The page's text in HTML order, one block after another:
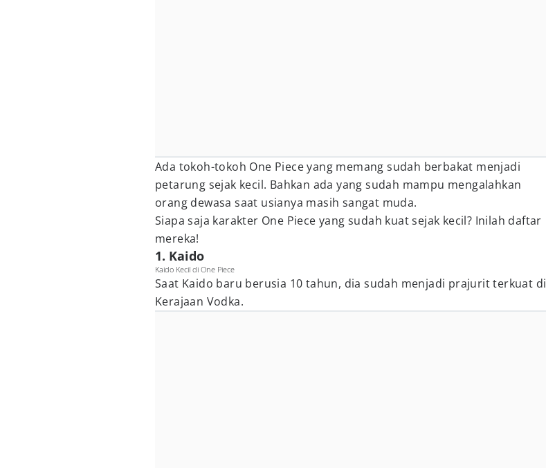
Ada tokoh-tokoh One Piece yang memang sudah berbakat menjadi
petarung sejak kecil. Bahkan ada yang sudah mampu mengalahkan
orang dewasa saat usianya masih sangat muda.
Siapa saja karakter One Piece yang sudah kuat sejak kecil? Inilah daftar
mereka!
1. Kaido
Kaido Kecil di One Piece
Saat Kaido baru berusia 10 tahun, dia sudah menjadi prajurit terkuat di
Kerajaan Vodka.